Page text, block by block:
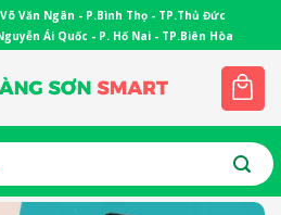
Võ Văn Ngân - P.Bình Thọ - TP.Thủ Đức
Ái Quốc - P. Hố Nai - TP.Biên Hòa